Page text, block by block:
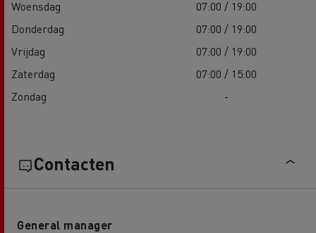
Woensdag
07:00 / 19:00
Donderdag
07:00 / 19:00
Vrijdag
07:00 / 19:00
Zaterdag
07:00 / 15:00
Zondag
-
Contacten
General manager